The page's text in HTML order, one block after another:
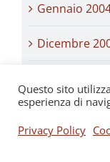
Gennaio
Dicembre
Ottobre 2003
Questo sito
esperienza di
Privacy Policy